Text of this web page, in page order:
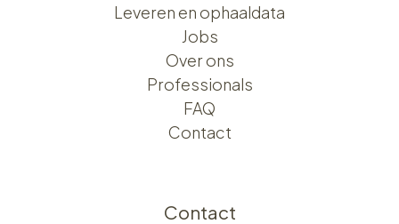
Leveren en ophaaldata
Jobs
Over ons​​
Professionals
FAQ
Contact
Contact